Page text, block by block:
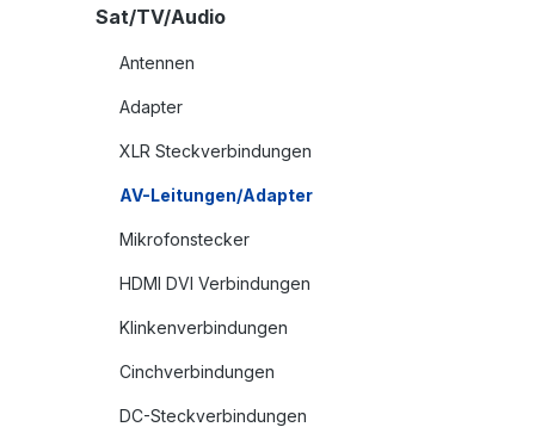
Sat/TV/Audio
Antennen
Adapter
XLR Steckverbindungen
AV-Leitungen/Adapter
Mikrofonstecker
HDMI DVI Verbindungen
Klinkenverbindungen
Cinchverbindungen
DC-Steckverbindungen